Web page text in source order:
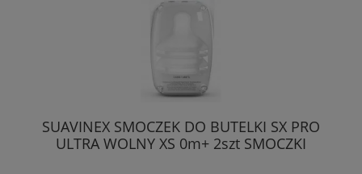
SUAVINEX SMOCZEK DO BUTELKI SX PRO
ULTRA WOLNY XS 0m+ 2szt SMOCZKI